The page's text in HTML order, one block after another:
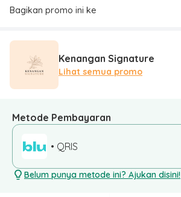
Bagikan promo ini ke
Kenangan Signature
Lihat semua promo
Metode Pembayaran
• QRIS
Belum punya metode ini? Ajukan disini!